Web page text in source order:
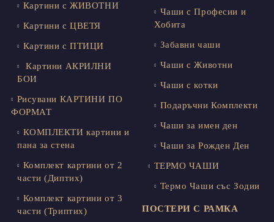
Картини с ЖИВОТНИ
Картини с ЦВЕТЯ
Картини с ПТИЦИ
Картини АКРИЛНИ
БОИ
Рисувани КАРТИНИ ПО
ФОРМАТ
КОМПЛЕКТИ картини и
пана за стена
Комплект картини от 2
части (Диптих)
Комплект картини от 3
части (Триптих)
Чаши с Професии и
Хобита
Забавни чаши
Чаши с Животни
Чаши с котки
Подаръчни Комплекти
Чаши за имен ден
Чаши за Рожден Ден
ТЕРМО ЧАШИ
Термо Чаши със Зодии
ПОСТЕРИ С РАМКА